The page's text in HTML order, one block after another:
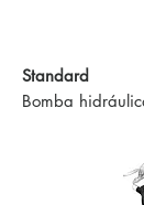
Standard
Bomba